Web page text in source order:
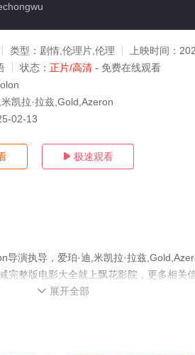
类型： 剧情,伦理片,伦理 上映时间：
状态： 正片/高清 - 免费在线观看
米凯拉·拉兹,Gold,Azeron
02-13
 极速观看
演执导，爱珀·迪,米凯拉·拉兹
完整版电影大全就上飘花影院，更多相关
 展开全部